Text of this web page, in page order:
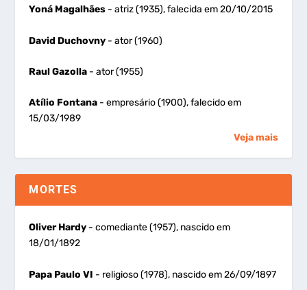
Yoná Magalhães - atriz (1935), falecida em 20/10/2015
David Duchovny - ator (1960)
Raul Gazolla - ator (1955)
Atílio Fontana - empresário (1900), falecido em
15/03/1989
Veja mais
MORTES
Oliver Hardy - comediante (1957), nascido em
18/01/1892
Papa Paulo VI - religioso (1978), nascido em 26/09/1897